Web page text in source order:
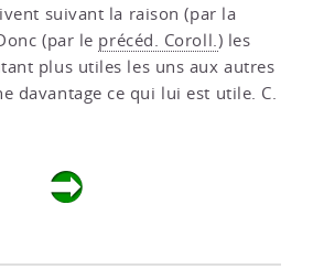
suivant la raison (par la
(par le précéd. Coroll.) les
plus utiles les uns aux autres
davantage ce qui lui est utile. C.